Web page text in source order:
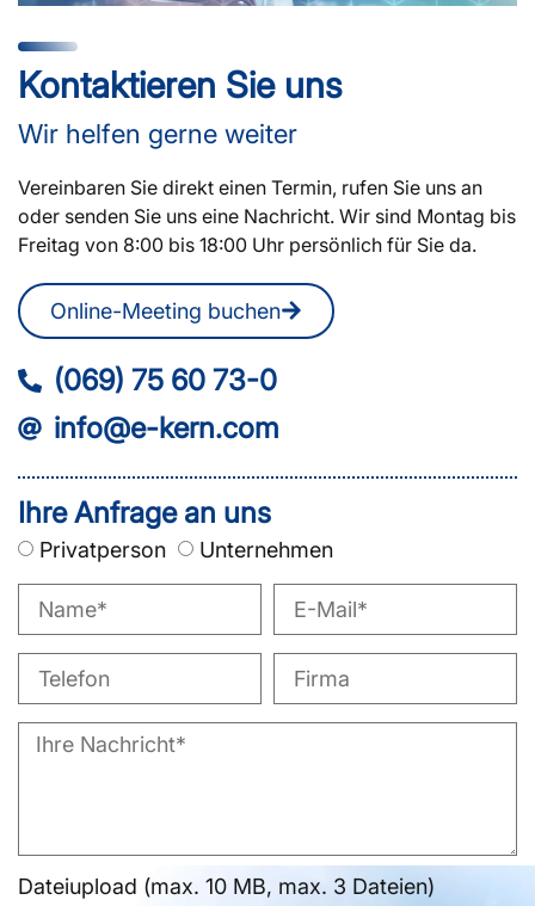
Kontaktieren Sie uns
Wir helfen gerne weiter
Vereinbaren Sie direkt einen Termin, rufen Sie uns an
oder senden Sie uns eine Nachricht. Wir sind Montag bis
Freitag von 8:00 bis 18:00 Uhr persönlich für Sie da.
Online-Meeting buchen
(069) 75 60 73-0
info@e-kern.com
Ihre Anfrage an uns
Privatperson Unternehmen
Dateiupload (max. 10 MB, max. 3 Dateien)